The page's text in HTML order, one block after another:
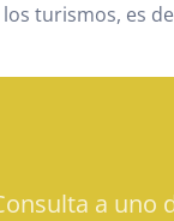
turismos, es
a uno